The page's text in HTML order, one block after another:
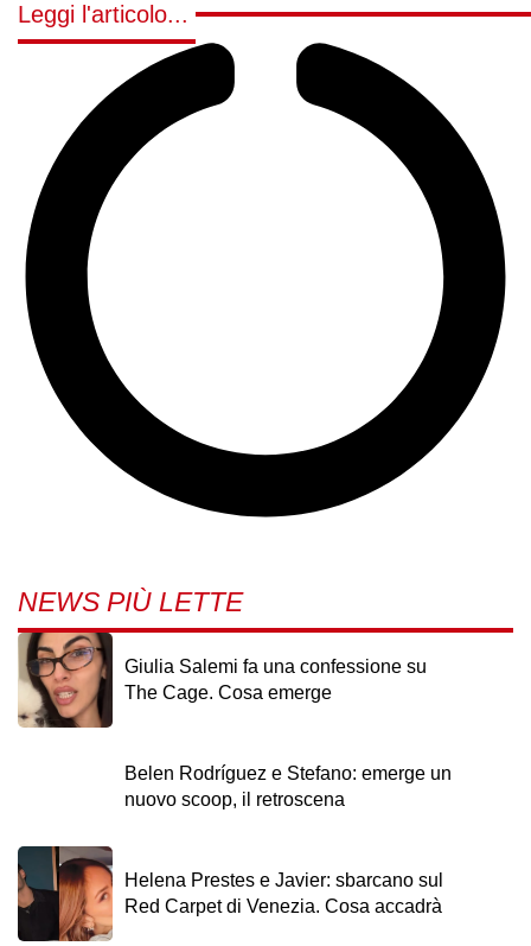
Leggi l'articolo...
NEWS PIÙ LETTE
Giulia Salemi fa una confessione su
The Cage. Cosa emerge
Belen Rodríguez e Stefano: emerge un
nuovo scoop, il retroscena
Helena Prestes e Javier: sbarcano sul
Red Carpet di Venezia. Cosa accadrà